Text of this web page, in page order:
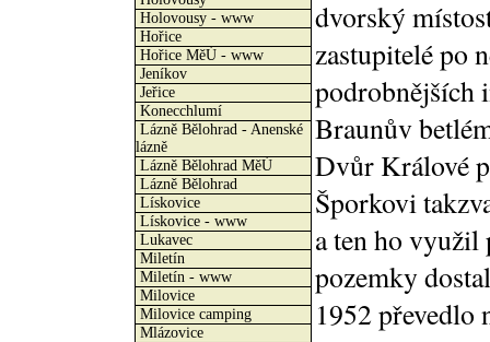
Holovousy - www
Hořice
Hořice MěÚ - www
Jeníkov
Jeřice
Konecchlumí
Lázně Bělohrad - Anenské
lázně
Lázně Bělohrad MěÚ
Lázně Bělohrad
Lískovice
Lískovice - www
Lukavec
Miletín
Miletín - www
Milovice
Milovice camping
Mlázovice
dvorský
zastupitelé po
podrobnějších
Braunův
Dvůr Králové
Šporkovi
a ten ho využil
pozemky
1952 převedlo